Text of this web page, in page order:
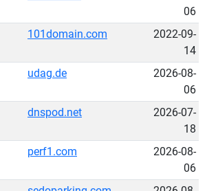
06
101domain.com
2022-09-
14
udag.de
2026-08-
06
dnspod.net
2026-07-
18
perf1.com
2026-08-
06